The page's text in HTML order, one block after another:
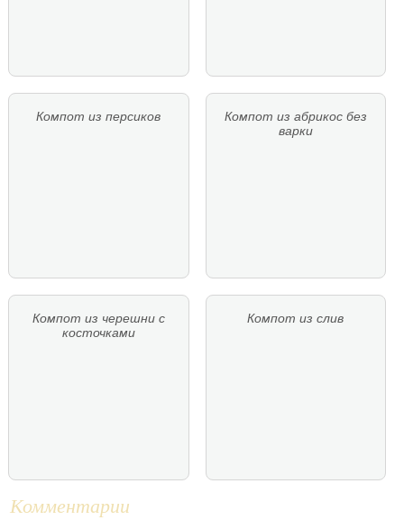
Компот из персиков
Компот из абрикос без
варки
Компот из черешни с
косточками
Компот из слив
Комментарии